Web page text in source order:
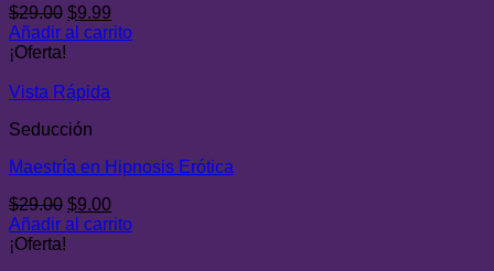
$29.00 El
precio
$29.00.
$9.99
precio
Añadir al carrito
¡Oferta!
Vista Rápida
Seducción
Maestría en Hipnosis Erótica
$29.00 El
precio
$9.00El
precio
Añadir al carrito
¡Oferta!